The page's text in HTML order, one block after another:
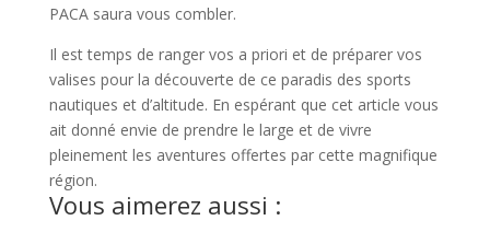
PACA saura vous combler.
Il est temps de ranger vos a priori et de préparer vos
valises pour la découverte de ce paradis des sports
nautiques et d’altitude. En espérant que cet article vous
ait donné envie de prendre le large et de vivre
pleinement les aventures offertes par cette magnifique
région.
Vous aimerez aussi :